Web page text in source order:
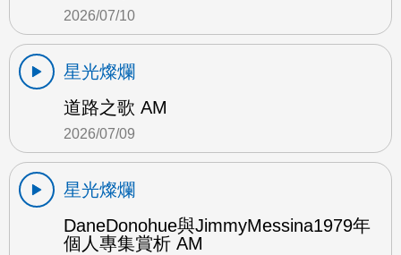
2026/07/10
星光燦爛
道路之歌 AM
2026/07/09
星光燦爛
DaneDonohue與JimmyMessina1979年
個人專集賞析 AM